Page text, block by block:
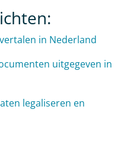
in Nederland
uitgegeven in
legaliseren en